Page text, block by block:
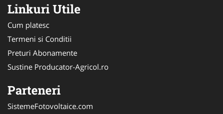
Linkuri Utile
Cum platesc
Termeni si Conditii
Preturi Abonamente
Sustine Producator-Agricol.ro
Parteneri
SistemeFotovoltaice.com